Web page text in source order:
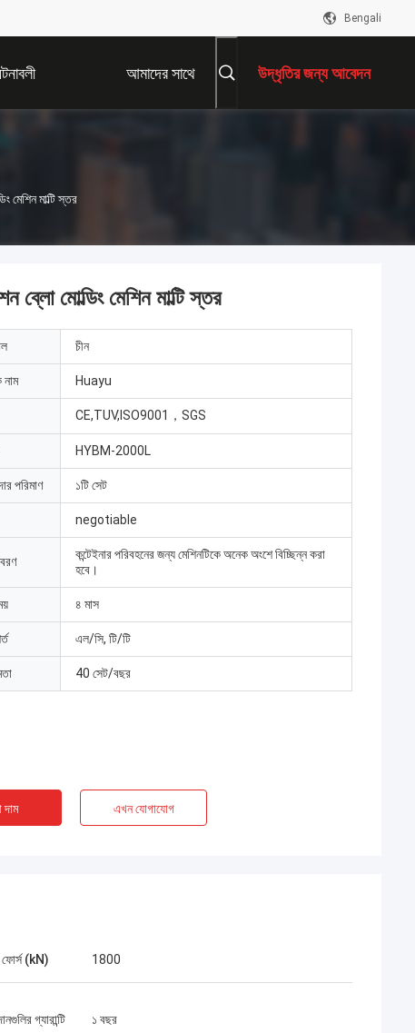
Bengali
আমাদের সাথে উদ্ধৃতির জন্য আবেদন
মেশিন মাল্টি স্তর
মোল্ডিং মেশিন মাল্টি স্তর
চীন
নাম Huayu
CE,TUV,ISO9001，SGS
HYBM-2000L
পরিমাণ ১টি সেট
negotiable
কন্টেইনার পরিবহনের জন্য মেশিনটিকে অনেক অংশে বিচ্ছিন্ন করা
হবে।
৪ মাস
এল/সি, টি/টি
40 সেট/বছর
এখন যোগাযোগ
ফোর্স (kN) 1800
গ্যারান্টি ১ বছর